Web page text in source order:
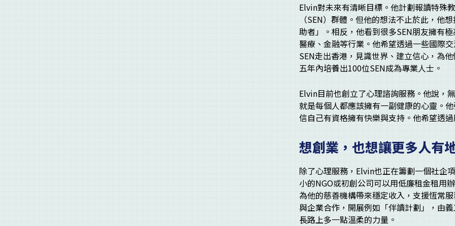
Elvin對未來有清晰目標。他計劃報讀特殊
（SEN）群體。但他的想法不止於此，他
助者」。相反，他看到很多SEN朋友擁有
醫療、金融等行業。他希望透過一些國際
SEN走出香港，見識世界、建立信心，為
五年內培養出100位SEN成為專業人士。
Elvin目前也創立了心理諮詢服務。他說，
就是每個人都應該擁有一副健康的心靈。
信自己有資格擁有快樂與支持。他希望透
想創業，也想讓更多人有
除了心理服務，Elvin也正在籌劃一個社企
小的NGO或初創公司可以用低廉租金租用
為他的慈善機構帶來穩定收入，支援恆常
與企業合作，開展例如「伴讀計劃」，由
長路上多一點溫柔的力量。